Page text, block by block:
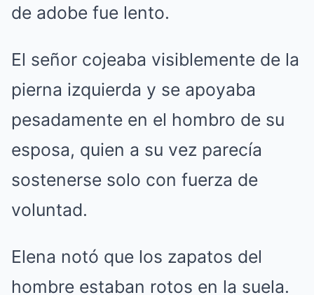
de adobe fue lento.
El señor cojeaba visiblemente de la
pierna izquierda y se apoyaba
pesadamente en el hombro de su
esposa, quien a su vez parecía
sostenerse solo con fuerza de
voluntad.
Elena notó que los zapatos del
hombre estaban rotos en la suela.